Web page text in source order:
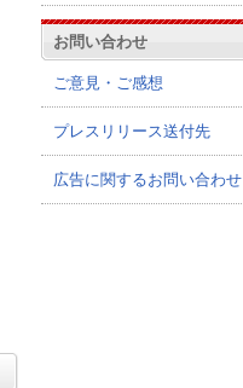
お問い合わせ
ご意見・ご感想
プレスリリース送付先
広告に関するお問い合わせ